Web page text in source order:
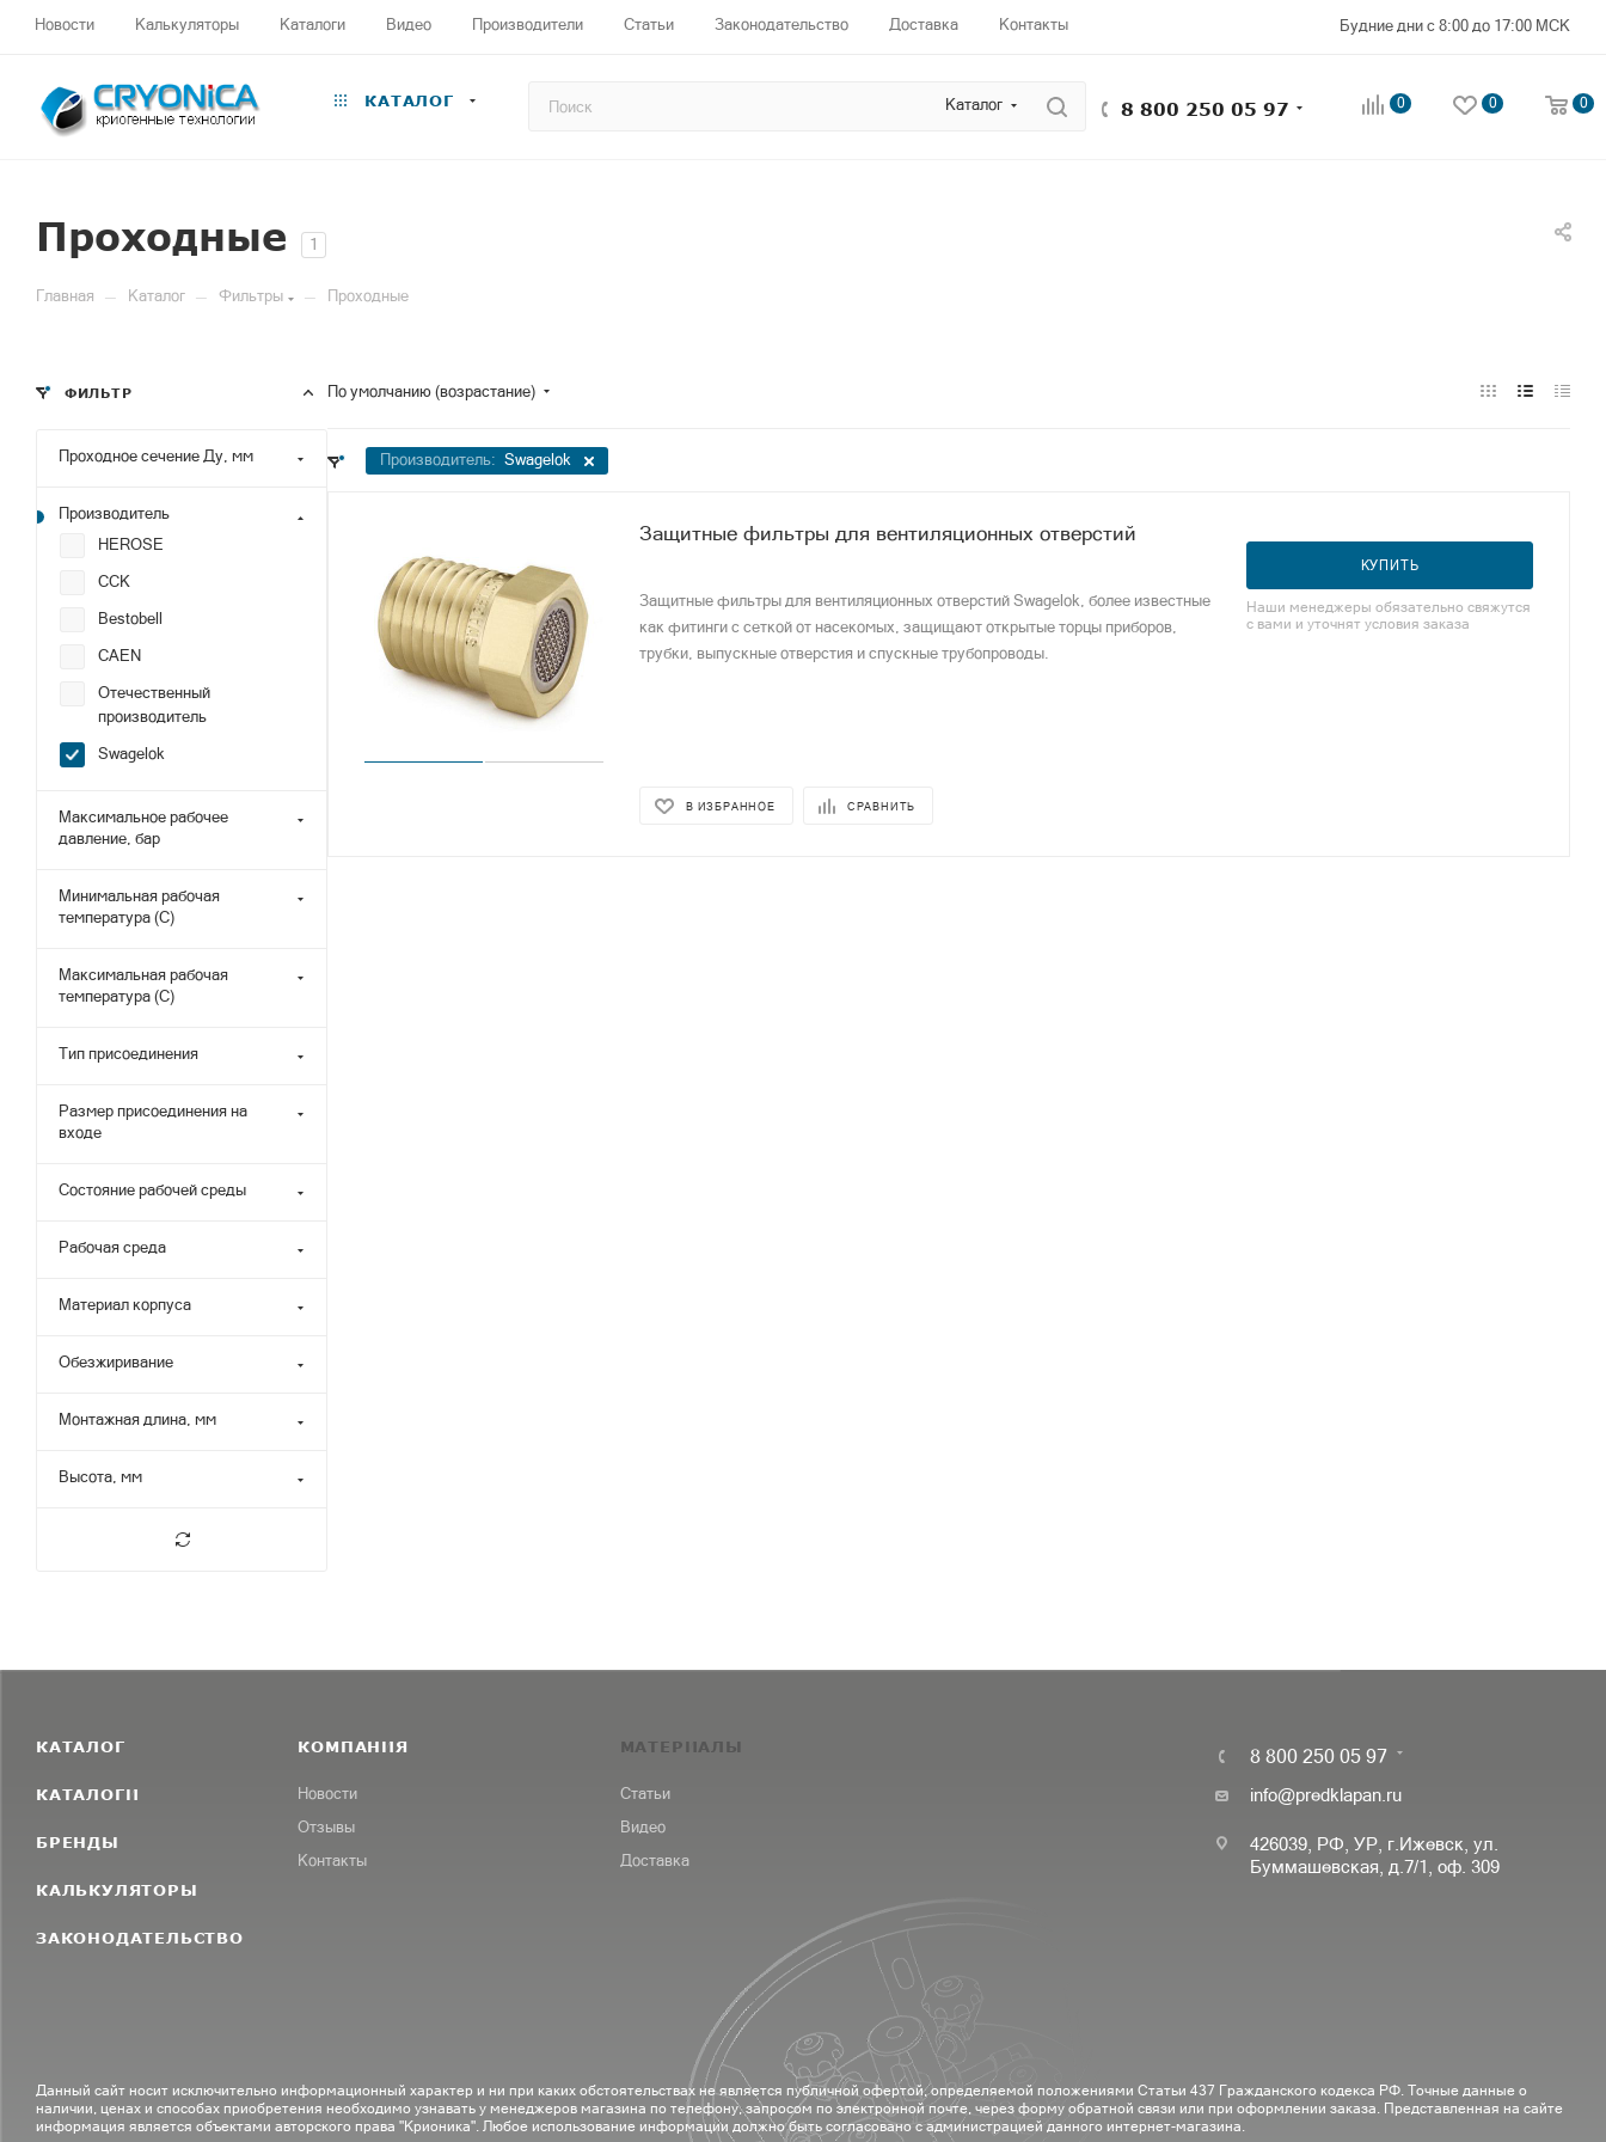
Новости Калькуляторы Каталоги Видео Производители Статьи Законодательство Доставка Контакты Будние дни с 8:00 до 17:00 МСК
КАТАЛОГ Каталог 8 800 250 05 97 0 0 0
Проходные 1
Главная — Каталог — Фильтры — Проходные
По умолчанию (возрастание)
Производитель: Swagelok
Защитные фильтры для вентиляционных отверстий
Защитные фильтры для вентиляционных отверстий Swagelok, более известные
как фитинги с сеткой от насекомых, защищают открытые торцы приборов,
трубки, выпускные отверстия и спускные трубопроводы.
В ИЗБРАННОЕ СРАВНИТЬ
КУПИТЬ
Наши менеджеры обязательно свяжутся
с вами и уточнят условия заказа
ФИЛЬТР
Проходное сечение Ду, мм
Производитель
HEROSE
CCK
Bestobell
CAEN
Отечественный
производитель
Swagelok
Максимальное рабочее
давление, бар
Минимальная рабочая
температура (С)
Максимальная рабочая
температура (С)
Тип присоединения
Размер присоединения на
входе
Состояние рабочей среды
Рабочая среда
Материал корпуса
Обезжиривание
Монтажная длина, мм
Высота, мм
КАТАЛОГ
КАТАЛОГИ
БРЕНДЫ
КАЛЬКУЛЯТОРЫ
ЗАКОНОДАТЕЛЬСТВО
КОМПАНИЯ
Новости
Отзывы
Контакты
МАТЕРИАЛЫ
Статьи
Видео
Доставка
8 800 250 05 97
info@predklapan.ru
426039, РФ, УР, г.Ижевск, ул.
Буммашевская, д.7/1, оф. 309
Данный сайт носит исключительно информационный характер и ни при каких обстоятельствах не является публичной офертой, определяемой положениями Статьи 437 Гражданского кодекса РФ. Точные данные о
наличии, ценах и способах приобретения необходимо узнавать у менеджеров магазина по телефону, запросом по электронной почте, через форму обратной связи или при оформлении заказа. Представленная на сайте
информация является объектами авторского права "Крионика". Любое использование информации должно быть согласовано с администрацией данного интернет-магазина.